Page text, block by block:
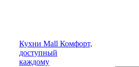
Кухни Mall Комфорт,
доступный
каждому